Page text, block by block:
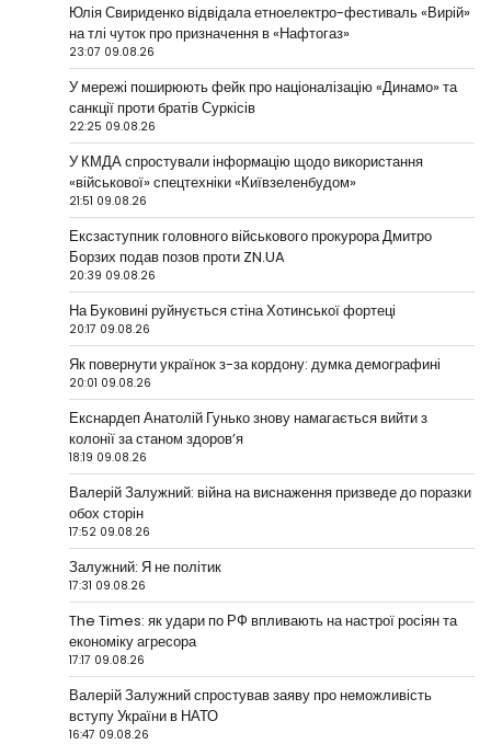
Юлія Свириденко відвідала етноелектро-фестиваль «Вирій»
на тлі чуток про призначення в «Нафтогаз»
23:07 09.08.26
У мережі поширюють фейк про націоналізацію «Динамо» та
санкції проти братів Суркісів
22:25 09.08.26
У КМДА спростували інформацію щодо використання
«військової» спецтехніки «Київзеленбудом»
21:51 09.08.26
Ексзаступник головного військового прокурора Дмитро
Борзих подав позов проти ZN.UA
20:39 09.08.26
На Буковині руйнується стіна Хотинської фортеці
20:17 09.08.26
Як повернути українок з-за кордону: думка демографині
20:01 09.08.26
Екснардеп Анатолій Гунько знову намагається вийти з
колонії за станом здоров’я
18:19 09.08.26
Валерій Залужний: війна на виснаження призведе до поразки
обох сторін
17:52 09.08.26
Залужний: Я не політик
17:31 09.08.26
The Times: як удари по РФ впливають на настрої росіян та
економіку агресора
17:17 09.08.26
Валерій Залужний спростував заяву про неможливість
вступу України в НАТО
16:47 09.08.26